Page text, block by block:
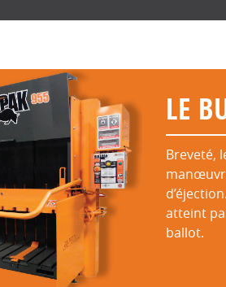
LE
Breveté,
atteint
ballot.